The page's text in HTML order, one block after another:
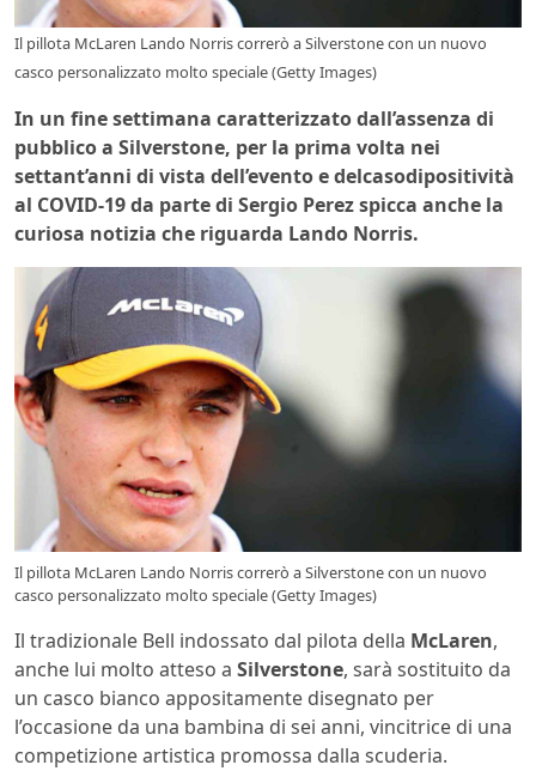
Il pillota McLaren Lando Norris correrò a Silverstone con un nuovo
casco personalizzato molto speciale (Getty Images)
In un fine settimana caratterizzato dall’assenza di
pubblico a Silverstone, per la prima volta nei
settant’anni di vista dell’evento e delcasodipositività
al COVID-19 da parte di Sergio Perez spicca anche la
curiosa notizia che riguarda Lando Norris.
Il pillota McLaren Lando Norris correrò a Silverstone con un nuovo
casco personalizzato molto speciale (Getty Images)
Il tradizionale Bell indossato dal pilota della McLaren,
anche lui molto atteso a Silverstone, sarà sostituito da
un casco bianco appositamente disegnato per
l’occasione da una bambina di sei anni, vincitrice di una
competizione artistica promossa dalla scuderia.